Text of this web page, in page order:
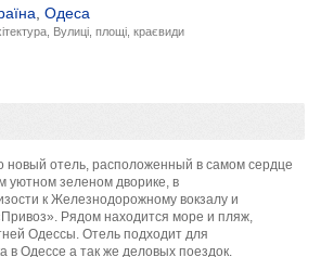
, Одеса
Вулиці, площі, краєвиди
новый отель, расположенный в самом сердце
уютном зеленом дворике, в
к Железнодорожному вокзалу и
Рядом находится море и пляж,
Одессы. Отель подходит для
в Одессе а так же деловых поездок.